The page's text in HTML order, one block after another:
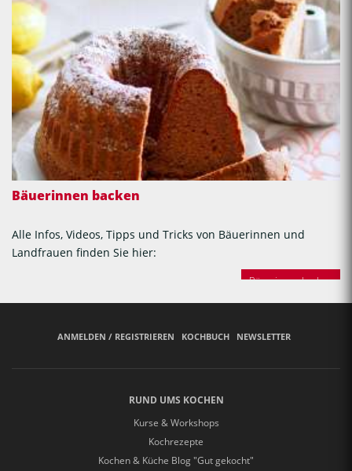
Bäuerinnen backen
Alle Infos, Videos, Tipps und Tricks von Bäuerinnen und
Landfrauen finden Sie hier:
Bäuerinnen backen
ANMELDEN / REGISTRIEREN KOCHBUCH NEWSLETTER
RUND UMS KOCHEN
Kurse & Workshops
Kochrezepte
Kochen & Küche Blog "Gut gekocht"